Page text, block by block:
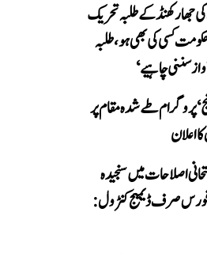
جھارکھنڈ کے طلبہ تحریک
کسی کی بھی ہو، طلبہ
سننی چاہیے‘
پروگرام طے شدہ مقام پر
اعلان
اصلاحات میں سنجیدہ
صرف ڈیمیج کنٹرول: